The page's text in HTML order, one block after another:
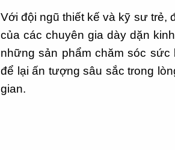
Với đội ngũ thiết kế và kỹ sư trẻ,
của các chuyên gia dày dặn
những sản phẩm chăm sóc sức
để lại ấn tượng sâu sắc trong
gian.